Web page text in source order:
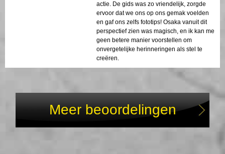
actie. De gids was zo vriendelijk, zorgde
ervoor dat we ons op ons gemak voelden
en gaf ons zelfs fototips! Osaka vanuit dit
perspectief zien was magisch, en ik kan me
geen betere manier voorstellen om
onvergetelijke herinneringen als stel te
creëren.
Meer beoordelingen